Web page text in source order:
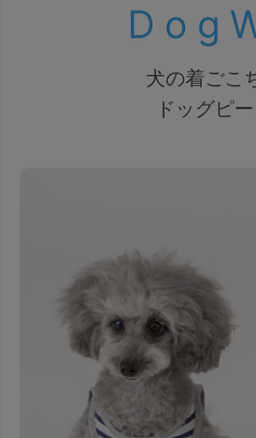
犬の着ごこ
ドッグピ